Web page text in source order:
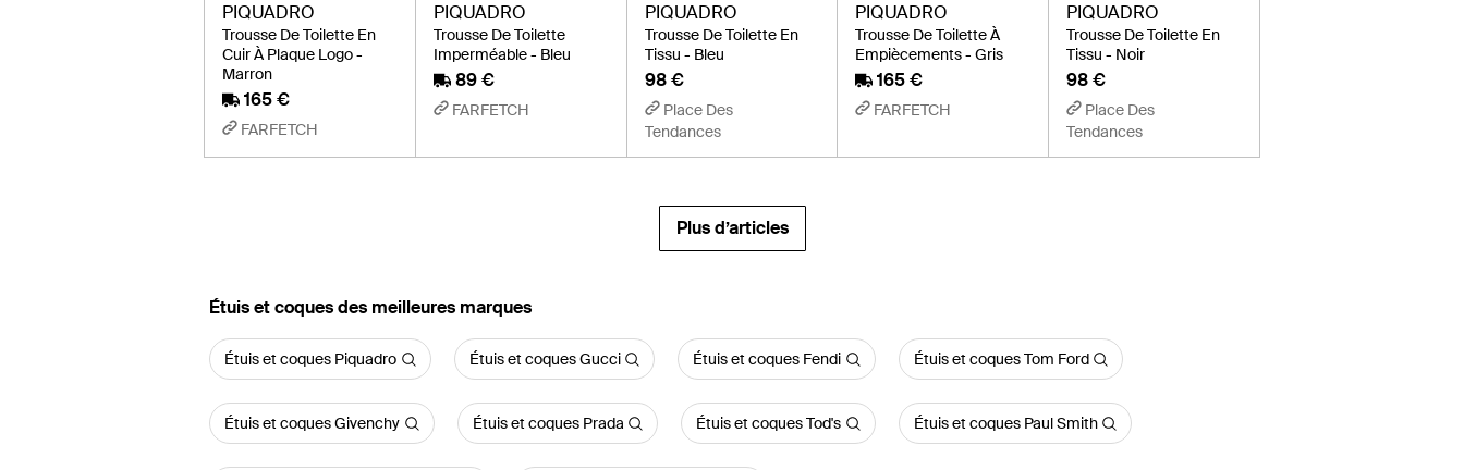
PIQUADRO
Trousse De Toilette En
Cuir À Plaque Logo -
Marron
165 €
FARFETCH
PIQUADRO
Trousse De Toilette
Imperméable - Bleu
89 €
FARFETCH
PIQUADRO
Trousse De Toilette En
Tissu - Bleu
98 €
Place Des
Tendances
PIQUADRO
Trousse De Toilette À
Empiècements - Gris
165 €
FARFETCH
PIQUADRO
Trousse De Toilette En
Tissu - Noir
98 €
Place Des
Tendances
Plus d’articles
‪Étuis et coques‬ des meilleures marques
Étuis et coques Piquadro Étuis et coques Gucci Étuis et coques Fendi Étuis et coques Tom Ford
Étuis et coques Givenchy Étuis et coques Prada Étuis et coques Tod's Étuis et coques Paul Smith